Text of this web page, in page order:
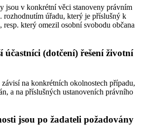
jsou v konkrétní věci stanoveny právním
rozhodnutím úřadu, který je příslušný k
resp. který omezil osobní svobodu občana
účastníci (dotčení) řešení životní
na konkrétních okolnostech případu,
a na příslušných ustanoveních právního
jsou po žadateli požadovány